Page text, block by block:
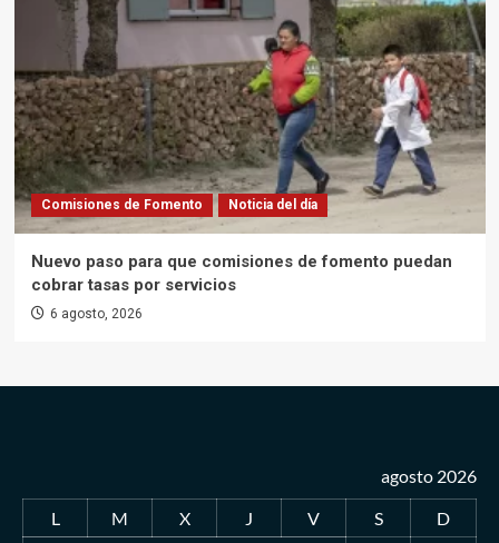
Comisiones de Fomento Noticia del día
Nuevo paso para que comisiones de fomento puedan
cobrar tasas por servicios
6 agosto, 2026
agosto 2026
L
M X J V S
D